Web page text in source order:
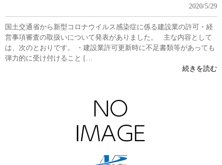
2020/5/29
国土交通省から新型コロナウイルス感染症に係る建設業の許可・経
営事項審査の取扱いについて発表がありました。 主な内容として
は、次のとおりです。 ・建設業許可更新時に不足書類等があっても
弾力的に受け付けること […
続きを読む